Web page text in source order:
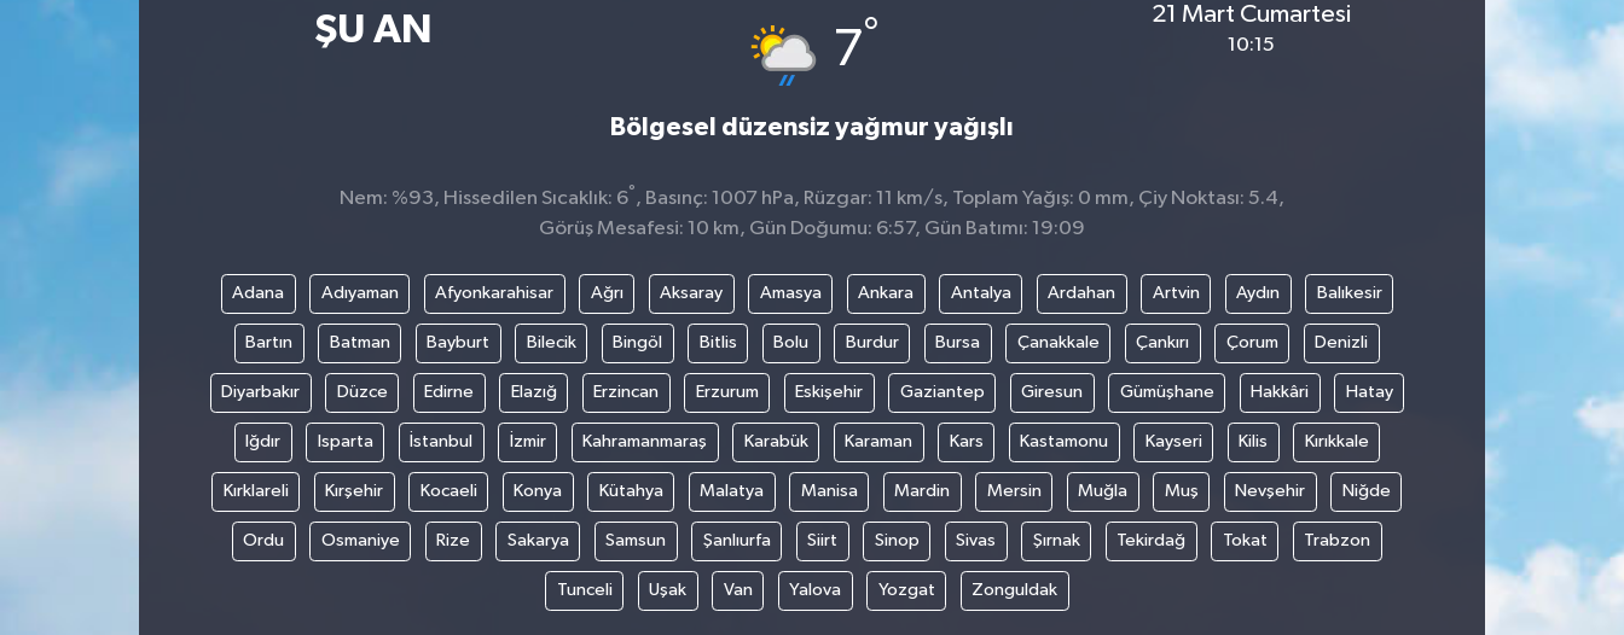
ŞU AN 7°
Bölgesel düzensiz yağmur yağışlı
21 Mart Cumartesi
10:15
Nem: %93, Hissedilen Sıcaklık: 6° , Basınç: 1007 hPa, Rüzgar: 11 km/s, Toplam Yağış: 0 mm, Çiy Noktası: 5.4,
Görüş Mesafesi: 10 km, Gün Doğumu: 6:57, Gün Batımı: 19:09
Adana Adıyaman Afyonkarahisar Ağrı Aksaray Amasya Ankara Antalya Ardahan Artvin Aydın Balıkesir
Bartın Batman Bayburt Bilecik Bingöl Bitlis Bolu Burdur Bursa Çanakkale Çankırı Çorum Denizli
Diyarbakır Düzce Edirne Elazığ Erzincan Erzurum Eskişehir Gaziantep Giresun Gümüşhane Hakkâri Hatay
Iğdır Isparta İstanbul İzmir Kahramanmaraş Karabük Karaman Kars Kastamonu Kayseri Kilis Kırıkkale
Kırklareli Kırşehir Kocaeli Konya Kütahya Malatya Manisa Mardin Mersin Muğla Muş Nevşehir Niğde
Ordu Osmaniye Rize Sakarya Samsun Şanlıurfa Siirt Sinop Sivas Şırnak Tekirdağ Tokat Trabzon
Tunceli Uşak Van Yalova Yozgat Zonguldak